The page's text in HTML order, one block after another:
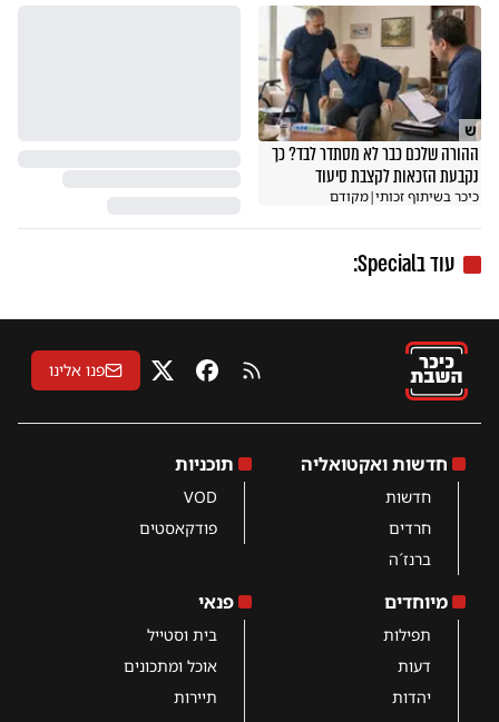
ש
ההורה שלכם כבר לא מסתדר לבד? כך
נקבעת הזכאות לקצבת סיעוד
כיכר בשיתוף זכותי|מקודם
עוד בSpecial:
RSS פייסבוקX פנו אלינו
חדשות ואקטואליה
חדשות
חרדים
ברנז´ה
תוכניות
VOD
פודקאסטים
מיוחדים
תפילות
דעות
יהדות
פנאי
בית וסטייל
אוכל ומתכונים
תיירות